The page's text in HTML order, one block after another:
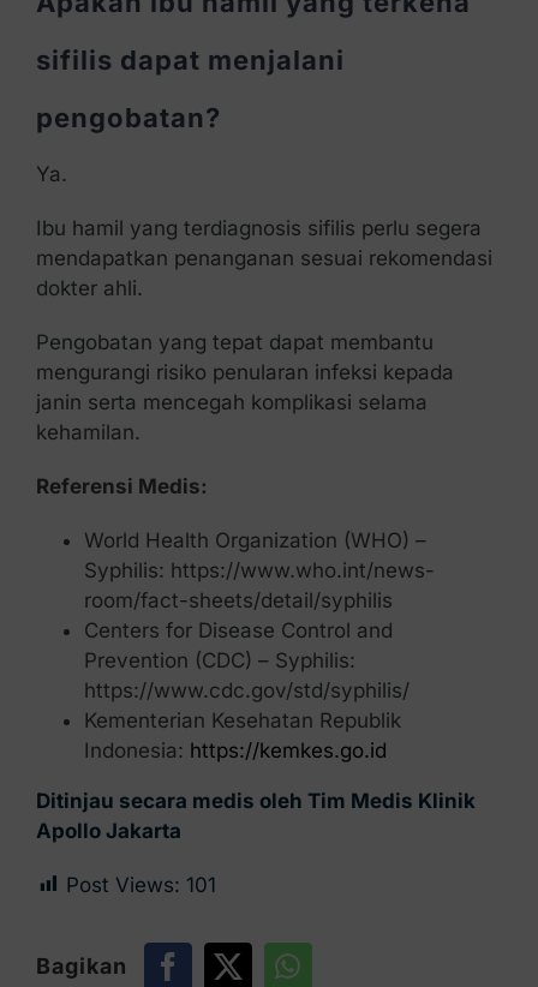
sifilis dapat menjalani
pengobatan?
Ya.
Ibu hamil yang terdiagnosis sifilis perlu segera
mendapatkan penanganan sesuai rekomendasi
dokter ahli.
Pengobatan yang tepat dapat membantu
mengurangi risiko penularan infeksi kepada
janin serta mencegah komplikasi selama
kehamilan.
Referensi Medis:
World Health Organization (WHO) –
Syphilis: https://www.who.int/news-
room/fact-sheets/detail/syphilis
Centers for Disease Control and
Prevention (CDC) – Syphilis:
https://www.cdc.gov/std/syphilis/
Kementerian Kesehatan Republik
Indonesia: https://kemkes.go.id
Ditinjau secara medis oleh Tim Medis Klinik
Apollo Jakarta
Post Views: 101
Bagikan